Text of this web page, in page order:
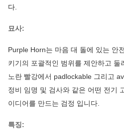
다.
묘사:
Purple Horn는 마음 대 돌에 있는 안
키기의 포괄적인 범위를 제안하고 둘
노란 빨강에서 padlockable 그리고
정비 임명 및 검사와 같은 어떤 전기
이디어를 만드는 검정 입니다.
특징: